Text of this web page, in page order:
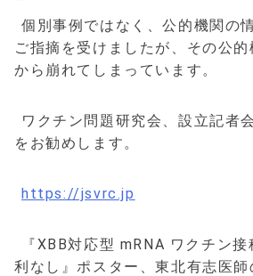
個別事例ではなく、公的機関の
ご指摘を受けましたが、その公
から崩れてしまっています。
ワクチン問題研究会、設立記者
をお勧めします。
https://jsvrc.jp
『XBB対応型 mRNA ワクチン
利なし』ポスター、東北有志医師